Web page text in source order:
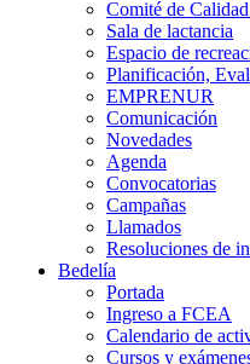
Comité de
Sala de lactancia
Espacio de
Planificación,
EMPRENUR
Comunicación
Novedades
Agenda
Convocatorias
Campañas
Llamados
Resoluciones de
Bedelía
Portada
Ingreso a FCEA
Calendario de
Cursos y